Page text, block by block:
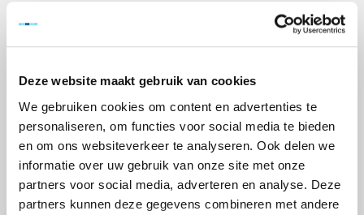
Deze website maakt gebruik van cookies
We gebruiken cookies om content en advertenties te
personaliseren, om functies voor social media te bieden
en om ons websiteverkeer te analyseren. Ook delen we
informatie over uw gebruik van onze site met onze
partners voor social media, adverteren en analyse. Deze
partners kunnen deze gegevens combineren met andere
Artikelnummer:
ER3x12
Merk:
Eurostairs
+ -
TOEVOEGEN AAN WINKELWAGEN